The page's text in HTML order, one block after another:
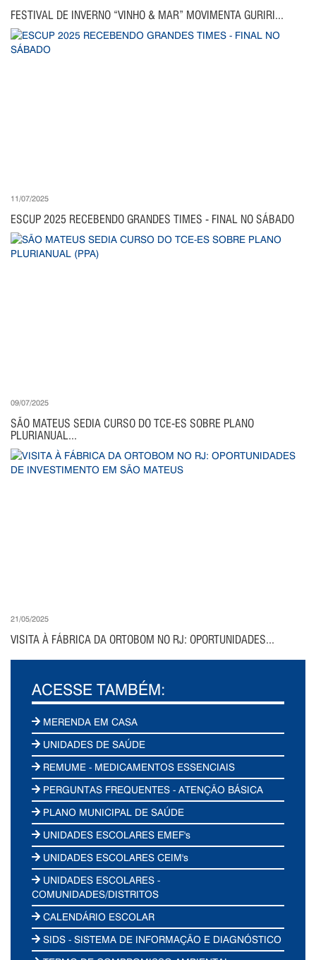
FESTIVAL DE INVERNO “VINHO & MAR” MOVIMENTA GURIRI...
11/07/2025
ESCUP 2025 RECEBENDO GRANDES TIMES - FINAL NO SÁBADO
09/07/2025
SÃO MATEUS SEDIA CURSO DO TCE-ES SOBRE PLANO
PLURIANUAL...
21/05/2025
VISITA À FÁBRICA DA ORTOBOM NO RJ: OPORTUNIDADES...
ACESSE TAMBÉM:
MERENDA EM CASA
UNIDADES DE SAÚDE
REMUME - MEDICAMENTOS ESSENCIAIS
PERGUNTAS FREQUENTES - ATENÇÃO BÁSICA
PLANO MUNICIPAL DE SAÚDE
UNIDADES ESCOLARES EMEF's
UNIDADES ESCOLARES CEIM's
UNIDADES ESCOLARES -
COMUNIDADES/DISTRITOS
CALENDÁRIO ESCOLAR
SIDS - SISTEMA DE INFORMAÇÃO E DIAGNÓSTICO